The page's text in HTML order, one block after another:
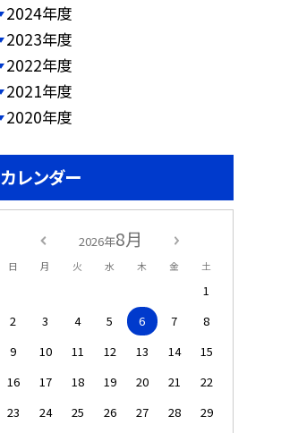
2024年度
2023年度
2022年度
2021年度
2020年度
カレンダー
2026年8月
日 月 火 水 木 金 土
1
2
3 4 5 6 7
8
9
10 11 12 13 14
15
16
17 18 19 20 21
22
23
24 25 26 27 28
29